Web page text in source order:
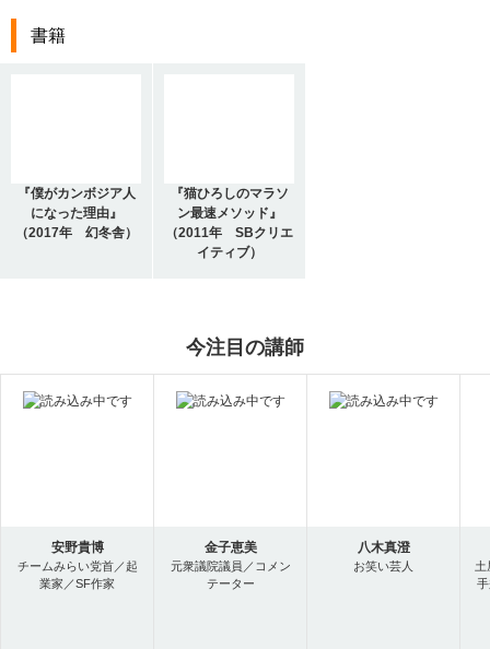
書籍
『僕がカンボジア人
になった理由』
（2017年 幻冬舎）
『猫ひろしのマラソ
ン最速メソッド』
（2011年 SBクリエ
イティブ）
今注目の講師
安野貴博
チームみらい党首／起
業家／SF作家
金子恵美
元衆議院議員／コメン
テーター
八木真澄
お笑い芸人
土